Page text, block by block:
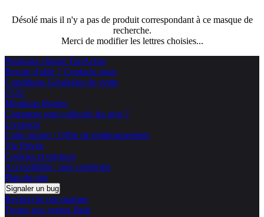
Désolé mais il n'y a pas de produit correspondant à ce masque de
recherche.
Merci de modifier les lettres choisies...
Pourquoi choisir TopAchat
Besoin d'aide ? Contacte nous
Conditions Générales de vente
CGU
Mentions légales
Comment sont collectés les avis ?
Livraison
Code promo / Offre de remboursement
Vie Privée
Cookies et trackers
Accessibilité : non conforme
Plan du site
Signaler un bug
Recherche par marque
Toutes nos ventes flash